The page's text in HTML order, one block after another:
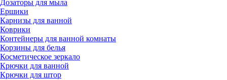
Дозаторы для мыла
Ершики
Карнизы для ванной
Коврики
Контейнеры для ванной комнаты
Корзины для белья
Косметическое зеркало
Крючки для ванной
Крючки для штор